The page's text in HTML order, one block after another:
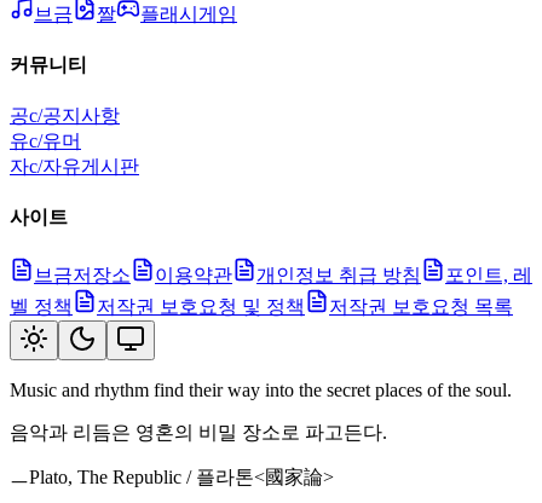
브금 짤 플래시게임
커뮤니티
공c/공지사항
유c/유머
자c/자유게시판
사이트
브금저장소 이용약관 개인정보 취급 방침
포인트, 레
벨 정책
저작권 보호요청 및 정책 저작권 보호요청 목록
Music and rhythm find their way into the secret places of the soul.
음악과 리듬은 영혼의 비밀 장소로 파고든다.
ㅡPlato, The Republic / 플라톤<國家論>